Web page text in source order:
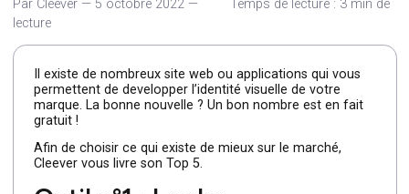
son Top 5.
Par Cleever—5 octobre 2022—
Temps de lecture : 3
lecture
Il existe de nombreux site web ou applications qui vous
permettent de developper l’identité visuelle de votre
marque. La bonne nouvelle ? Un bon nombre est en fait